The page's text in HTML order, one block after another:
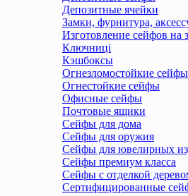
Депозитные ячейки
Замки, фурнитура,
Изготовление сейфов на
Ключниці
Кэшбоксы
Огнезломостойкие сейфы
Огнестойкие сейфы
Офисные сейфы
Почтовые ящики
Сейфы для дома
Сейфы для оружия
Сейфы для ювелирных
Сейфы премиум класса
Сейфы с отделкой
Сертифицированные